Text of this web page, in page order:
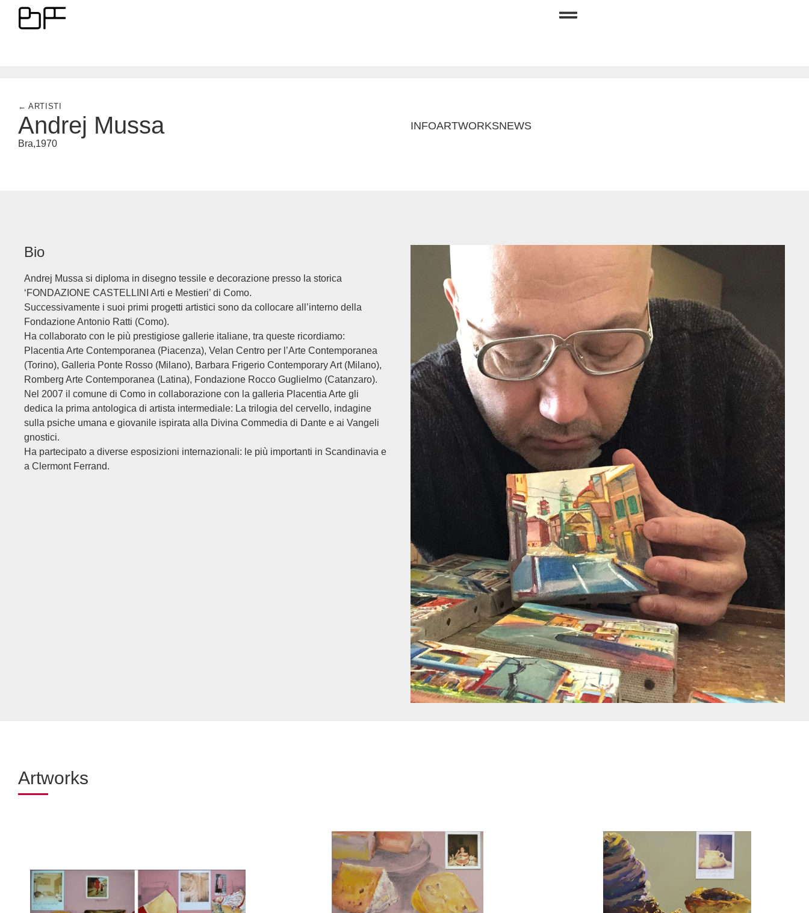
← ARTISTI
Andrej Mussa
Bra,1970
INFOARTWORKSNEWS
Bio
Andrej Mussa si diploma in disegno tessile e decorazione presso la storica
‘FONDAZIONE CASTELLINI Arti e Mestieri’ di Como.
Successivamente i suoi primi progetti artistici sono da collocare all’interno della
Fondazione Antonio Ratti (Como).
Ha collaborato con le più prestigiose gallerie italiane, tra queste ricordiamo:
Placentia Arte Contemporanea (Piacenza), Velan Centro per l’Arte Contemporanea
(Torino), Galleria Ponte Rosso (Milano), Barbara Frigerio Contemporary Art (Milano),
Romberg Arte Contemporanea (Latina), Fondazione Rocco Guglielmo (Catanzaro).
Nel 2007 il comune di Como in collaborazione con la galleria Placentia Arte gli
dedica la prima antologica di artista intermediale: La trilogia del cervello, indagine
sulla psiche umana e giovanile ispirata alla Divina Commedia di Dante e ai Vangeli
gnostici.
Ha partecipato a diverse esposizioni internazionali: le più importanti in Scandinavia e
a Clermont Ferrand.
Artworks